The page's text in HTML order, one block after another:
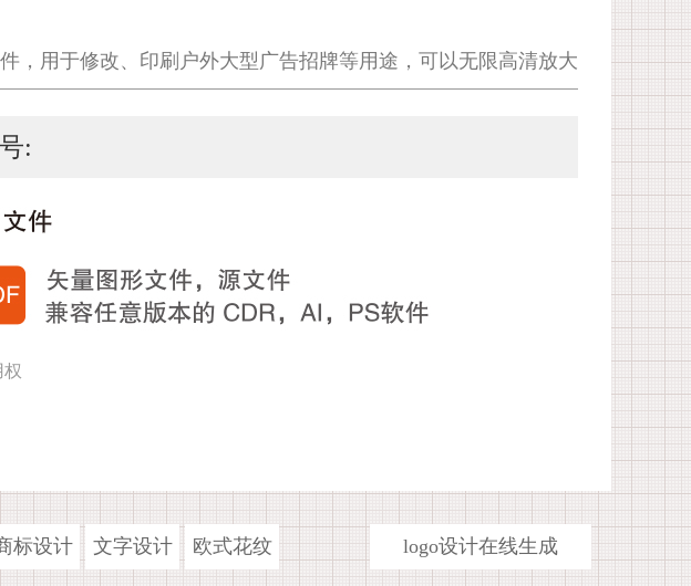
，用于修改、印刷户外大型广告招牌等用途，可以无限高清放大
:
标设计 文字设计 欧式花纹 logo设计在线生成